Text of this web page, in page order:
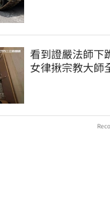
看到證嚴法師下
女律揪宗教大